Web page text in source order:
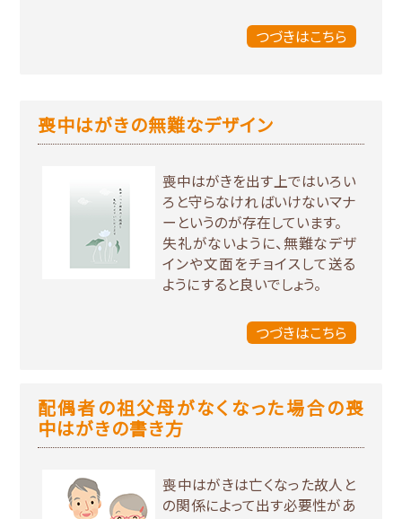
つづきはこちら
喪中はがきの無難なデザイン
喪中はがきを出す上ではいろい
ろと守らなければいけないマナ
ーというのが存在しています。
失礼がないように、無難なデザ
インや文面をチョイスして送る
ようにすると良いでしょう。
つづきはこちら
配偶者の祖父母がなくなった場合の喪
中はがきの書き方
喪中はがきは亡くなった故人と
の関係によって出す必要性があ